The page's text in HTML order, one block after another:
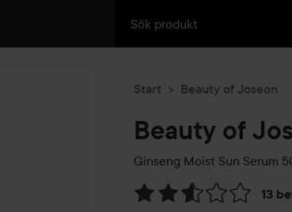
Start Beauty of Joseon
Beauty of
Ginseng Moist Sun Serum
13
Hoppa till Betyg &